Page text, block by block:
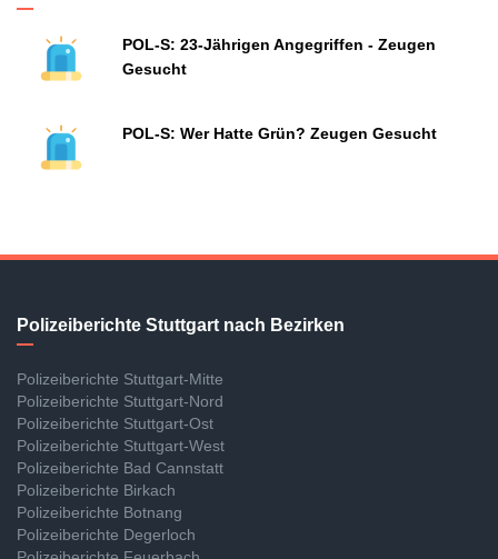
POL-S: 23-Jährigen Angegriffen - Zeugen
Gesucht
POL-S: Wer Hatte Grün? Zeugen Gesucht
Polizeiberichte Stuttgart nach Bezirken
Polizeiberichte Stuttgart-Mitte
Polizeiberichte Stuttgart-Nord
Polizeiberichte Stuttgart-Ost
Polizeiberichte Stuttgart-West
Polizeiberichte Bad Cannstatt
Polizeiberichte Birkach
Polizeiberichte Botnang
Polizeiberichte Degerloch